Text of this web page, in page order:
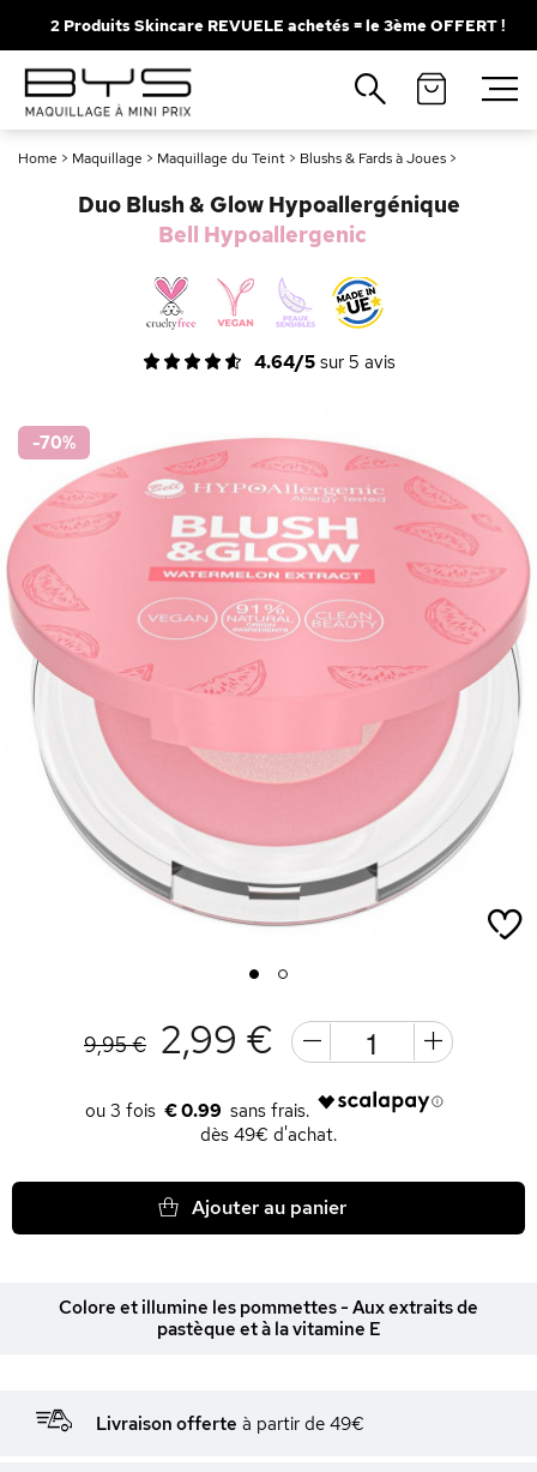
2 Produits Skincare REVUELE achetés = le 3ème OFFERT !
Home > Maquillage > Maquillage du Teint > Blushs & Fards à Joues >
Duo Blush & Glow Hypoallergénique
Bell Hypoallergenic
4.64/5sur 5 avis
-70%
1 2
9,95 € 2,99 €
€ 0.99
dès 49€ d'achat.
Ajouter au panier
Colore et illumine les pommettes - Aux extraits de
pastèque et à la vitamine E
Livraison offerte à partir de 49€
Fermer
Recherches populaires
Mascara
Palette
Solaire
Brumes
Blush
Rouge à Lèvres